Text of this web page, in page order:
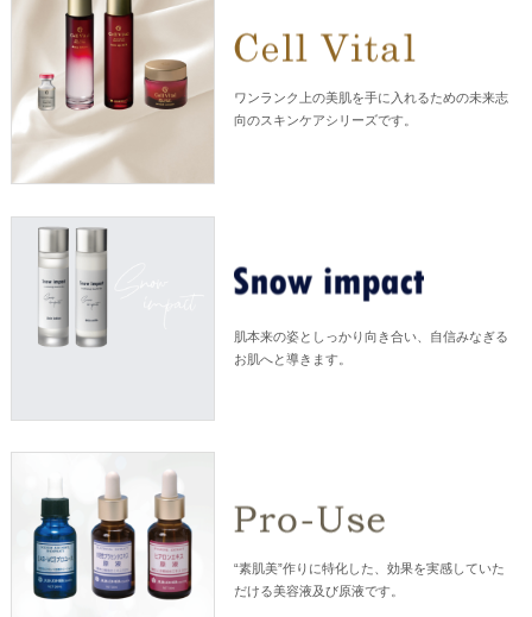
ワンランク上の美肌を手に入れるための未来志
向のスキンケアシリーズです。
肌本来の姿としっかり向き合い、自信みなぎる
お肌へと導きます。
“素肌美”作りに特化した、効果を実感していた
だける美容液及び原液です。